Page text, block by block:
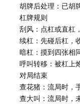
胡牌后处理：已胡
杠牌规则
刮风：点杠或直杠
续杠：先碰后杠，
暗杠：摸到四张相
呼叫转移：被杠上
对局结束
查花猪：流局时，
查大叫：流局时，